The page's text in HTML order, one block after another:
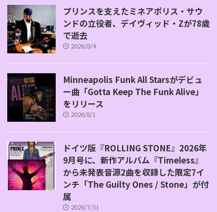
プリンスを支えたミネアポリス・サウ
ンドの立役者、デイヴィッド・Zが78歳
で逝去
2026/8/4
Minneapolis Funk All Starsがデビュ
ー曲「Gotta Keep The Funk Alive」
をリリース
2026/8/1
ドイツ版『ROLLING STONE』2026年
9月号に、新作アルバム『Timeless』
から未発表音源2曲を収録した限定7イ
ンチ「The Guilty Ones / Stone」が付
属
2026/7/31